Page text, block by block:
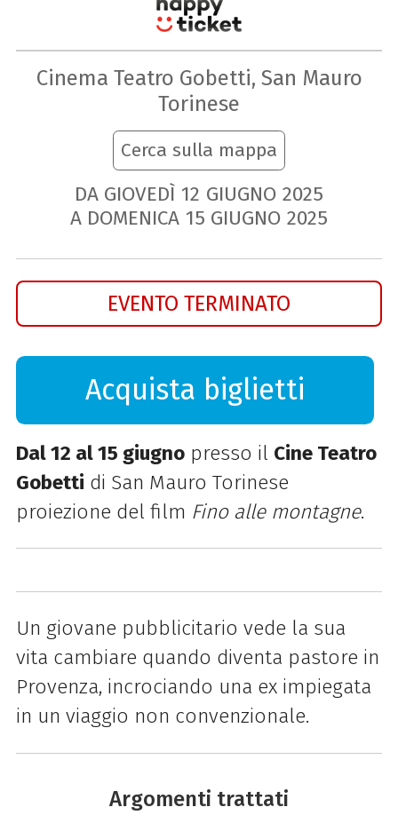
Cinema Teatro Gobetti, San Mauro
Torinese
Cerca sulla mappa
DA GIOVEDÌ 12 GIUGNO 2025
A DOMENICA 15 GIUGNO 2025
EVENTO TERMINATO
Acquista biglietti
Dal 12 al 15 giugnopresso il Cine Teatro
Gobetti di San Mauro Torinese
proiezione del film Fino alle montagne.
Un giovane pubblicitario vede la sua
vita cambiare quando diventa pastore in
Provenza, incrociando una ex impiegata
in un viaggio non convenzionale.
Argomenti trattati